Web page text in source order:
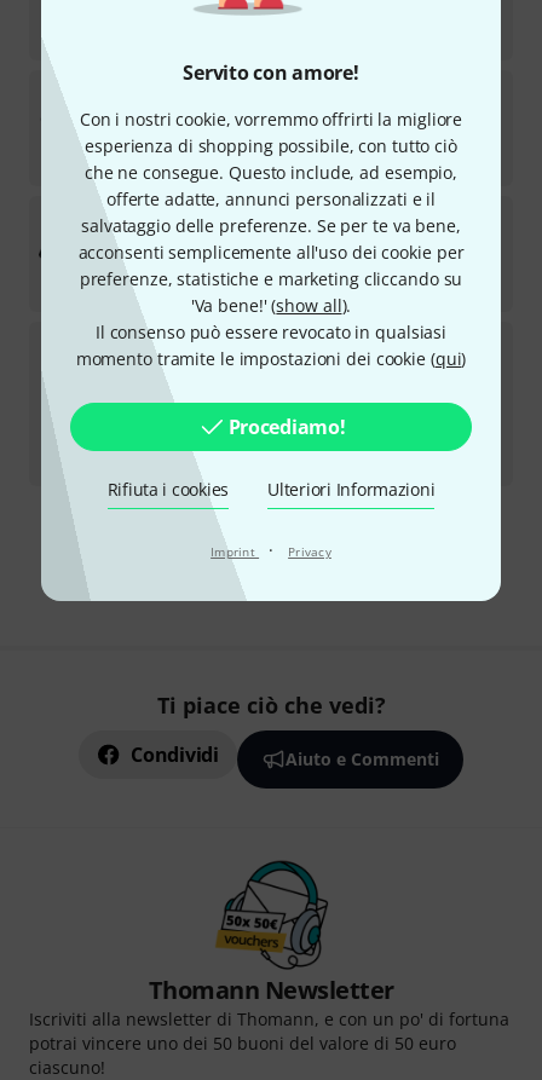
Servito con amore!
Con i nostri cookie, vorremmo offrirti la migliore
esperienza di shopping possibile, con tutto ciò
che ne consegue. Questo include, ad esempio,
offerte adatte, annunci personalizzati e il
salvataggio delle preferenze. Se per te va bene,
acconsenti semplicemente all'uso dei cookie per
preferenze, statistiche e marketing cliccando su
'Va bene!' (show all).
Il consenso può essere revocato in qualsiasi
momento tramite le impostazioni dei cookie (qui)
Procediamo!
Rifiuta i cookies Ulteriori Informazioni
Imprint · Privacy
Disponibile entro 1–2 settimane
3
Disponibile
€ 158
MIDI Solutions Pedal to MIDI Converte B-Stock
Disponibile
€152
MIDI SolutionsRouter B-Stock
Disponibile
Miglior prezzo degli ultimi 30 giorni
€
-8%
Spedizione gratuita per acquisti di un importo superiore a € 99
I prezzi includono l'IVA locale
Ti piace ciò che vedi?
Condividi Aiuto e Commenti
Thomann Newsletter
Iscriviti alla newsletter di Thomann, e con un po' di fortuna
potrai vincere uno dei 50 buoni del valore di 50 euro
ciascuno!